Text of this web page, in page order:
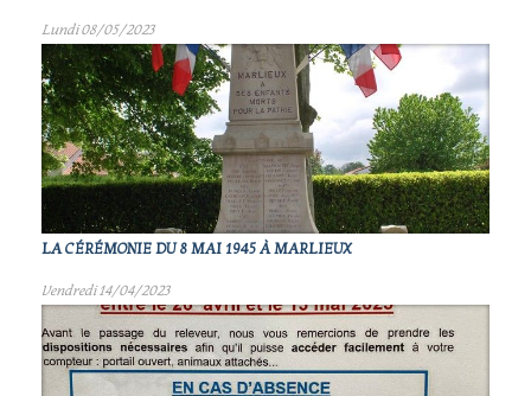
Lundi 08/05/2023
LA CÉRÉMONIE DU 8 MAI 1945 À MARLIEUX
Vendredi 14/04/2023